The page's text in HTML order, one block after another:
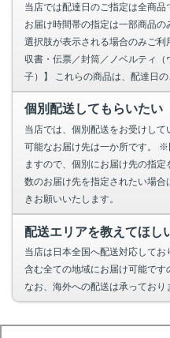
当店では配達日のご指定は全商品
お届け時間帯の指定は一部商品
選択肢が表示される場合のみご
収書・伝票／封筒／ノベルティ
子）】 これらの商品は、配達日の
個別配送してもらいたい
当店では、個別配送をお受けし
可能なお届け先は一か所です。
ますので、個別にお届け先の指
数のお届け先を指定されたい場
きお願いいたします。
配送エリアを教えてほし
当店は日本全国へ配送対応して
含む全ての地域にお届け可能です
なお、海外への配送は承っており